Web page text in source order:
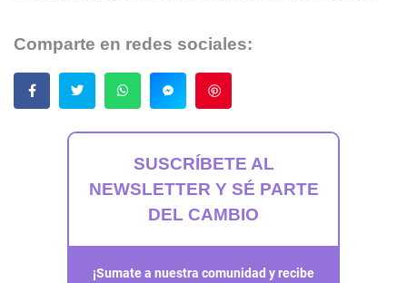
Comparte en redes sociales:
SUSCRÍBETE AL
NEWSLETTER Y SÉ PARTE
DEL CAMBIO
¡Sumate a nuestra comunidad y recibe